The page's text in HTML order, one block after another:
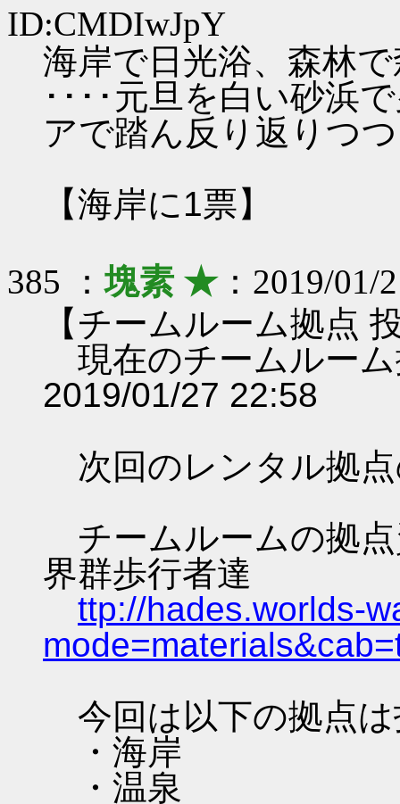
ID:CMDIwJpY
海岸で日光浴、森林
････元旦を白い砂浜
アで踏ん反り返りつ
【海岸に1票】
385 ：塊素 ★：2019/01/
【チームルーム拠点
現在のチームルー
2019/01/27 22:58
次回のレンタル拠
チームルームの拠
界群歩行者達
ttp://hades.worlds-
今回は以下の拠点
・海岸
・温泉